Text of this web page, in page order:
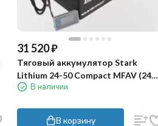
31 520₽
Тяговый аккумулятор Stark
Lithium 24-50 Compact MFAV (24В,
50Ач, LiFePO4)
В наличии
В корзину